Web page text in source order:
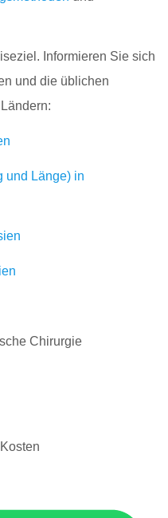
Informieren Sie sich
und die üblichen
und Länge) in
Chirurgie